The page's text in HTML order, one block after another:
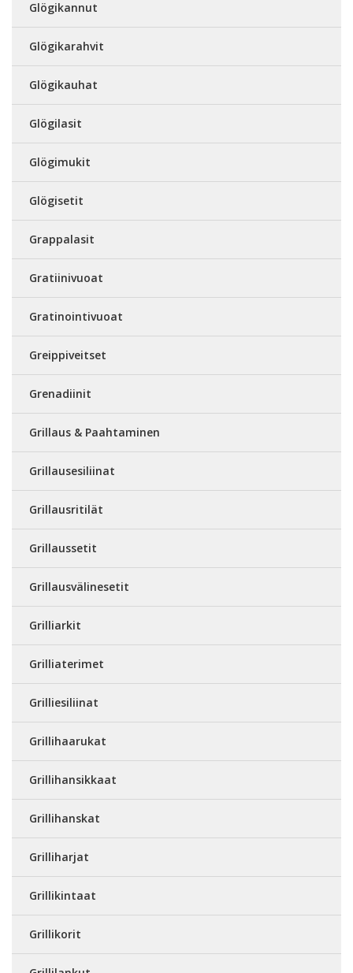
Glögikannut
Glögikarahvit
Glögikauhat
Glögilasit
Glögimukit
Glögisetit
Grappalasit
Gratiinivuoat
Gratinointivuoat
Greippiveitset
Grenadiinit
Grillaus & Paahtaminen
Grillausesiliinat
Grillausritilät
Grillaussetit
Grillausvälinesetit
Grilliarkit
Grilliaterimet
Grilliesiliinat
Grillihaarukat
Grillihansikkaat
Grillihanskat
Grilliharjat
Grillikintaat
Grillikorit